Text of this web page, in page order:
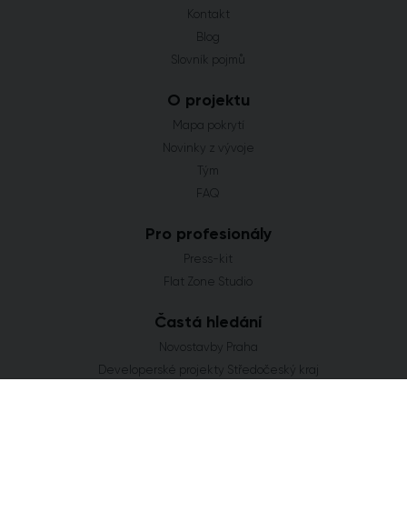
Kontakt
Blog
Slovník pojmů
O projektu
Mapa pokrytí
Novinky z vývoje
Tým
FAQ
Pro profesionály
Press-kit
Flat Zone Studio
Častá hledání
Novostavby Praha
Developerské projekty Středočeský kraj